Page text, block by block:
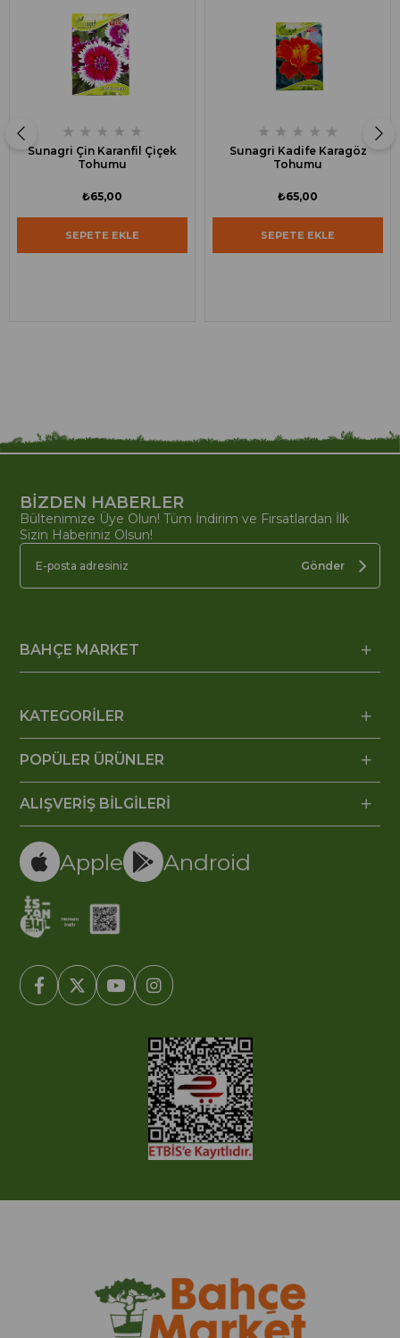
★ ★ ★ ★ ★
Sunagri Çin Karanfil Çiçek
Tohumu
₺65,00
SEPETE EKLE
★ ★ ★ ★ ★
Sunagri Kadife Karagöz
Tohumu
₺65,00
SEPETE EKLE
BİZDEN HABERLER
Bültenimize Üye Olun! Tüm İndirim ve Fırsatlardan İlk
Sizin Haberiniz Olsun!
Gönder
BAHÇE MARKET
KATEGORİLER
POPÜLER ÜRÜNLER
ALIŞVERİŞ BİLGİLERİ
Apple Android